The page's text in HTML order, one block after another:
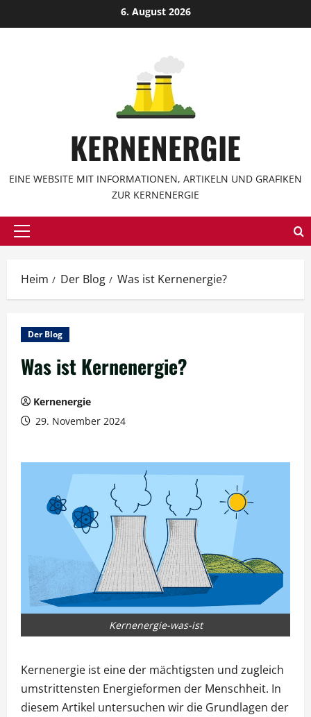
Inhalt
6. August 2026
KERNENERGIE
EINE WEBSITE MIT INFORMATIONEN, ARTIKELN UND GRAFIKEN
ZUR KERNENERGIE
Hauptmenü
Heim Der Blog Was ist Kernenergie?
Der Blog
Was ist Kernenergie?
Kernenergie
29. November 2024
Kernenergie-was-ist
Kernenergie ist eine der mächtigsten und zugleich
umstrittensten Energieformen der Menschheit. In
diesem Artikel untersuchen wir die Grundlagen der